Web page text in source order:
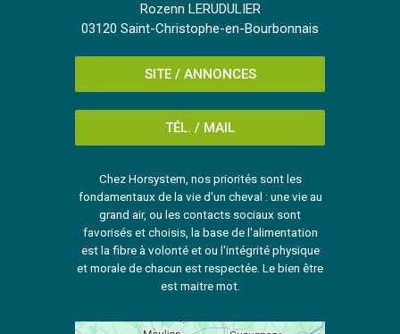
Rozenn LERUDULIER
03120 Saint-Christophe-en-Bourbonnais
SITE / ANNONCES
TÉL. / MAIL
Chez Horsystem, nos priorités sont les
fondamentaux de la vie d'un cheval : une vie au
grand air, ou les contacts sociaux sont
favorisés et choisis, la base de l'alimentation
est la fibre à volonté et ou l'intégrité physique
et morale de chacun est respectée. Le bien être
est maitre mot.